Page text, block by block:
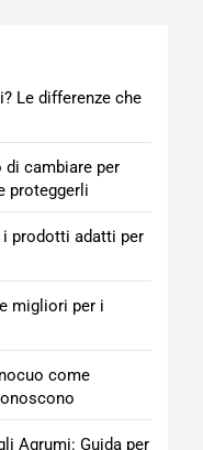
Le differenze che
cambiare per
proteggerli
i prodotti adatti per
migliori per i
come
Agrumi: Guida per